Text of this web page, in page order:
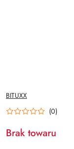
NAZWA
PRODUCENTA:
BITUXX
(0)
Brak towaru